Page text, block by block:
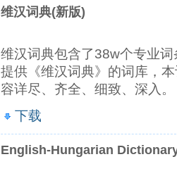
维汉词典(新版)
维汉词典包含了38w个专业
提供《维汉词典》的词库，
容详尽、齐全、细致、深入。
下载
English-Hungarian